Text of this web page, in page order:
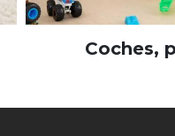
Coches,